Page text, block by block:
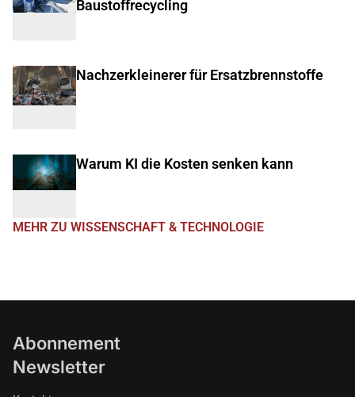
Baustoffrecycling
Nachzerkleinerer für Ersatzbrennstoffe
Warum KI die Kosten senken kann
MEHR ZU WISSENSCHAFT & TECHNOLOGIE
Abonnement
Newsletter